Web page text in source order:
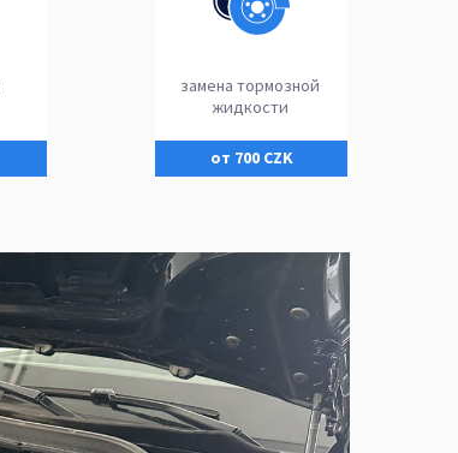
замена тормозной
жидкости
от 700 CZK